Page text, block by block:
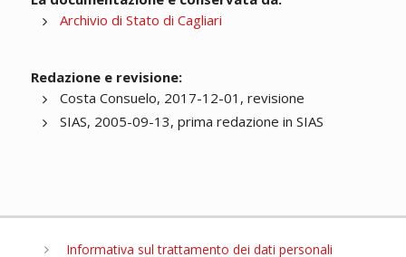
Archivio di Stato di Cagliari
Redazione e revisione:
Costa Consuelo, 2017-12-01, revisione
SIAS, 2005-09-13, prima redazione in SIAS
Informativa sul trattamento dei dati personali